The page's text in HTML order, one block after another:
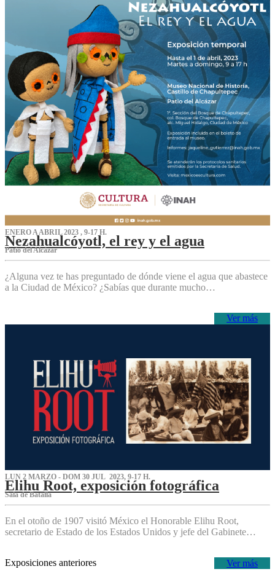
ENERO A ABRIL 2023 , 9-17 H.
Nezahualcóyotl, el rey y el agua
Patio del Alcázar
¿Alguna vez te has preguntado de dónde viene el agua que abastece
a la Ciudad de México? ¿Sabías que durante mucho…
Ver más
LUN 2 MARZO - DOM 30 JUL 2023, 9-17 H.
Elihu Root, exposición fotográfica
Sala de Batalla
En el otoño de 1907 visitó México el Honorable Elihu Root,
secretario de Estado de los Estados Unidos y jefe del Gabinete…
Ver más
Exposiciones anteriores